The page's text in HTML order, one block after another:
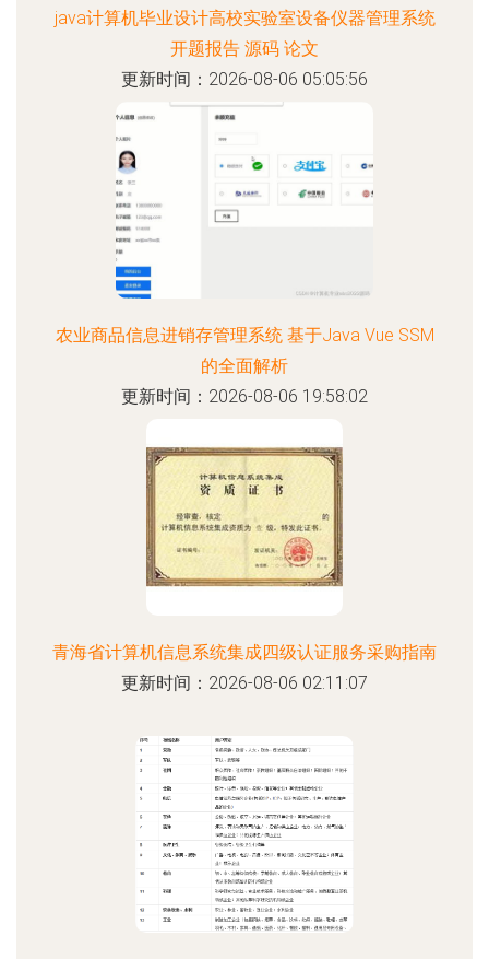
java计算机毕业设计高校实验室设备仪器管理系统
开题报告 源码 论文
更新时间：2026-08-06 05:05:56
农业商品信息进销存管理系统 基于Java Vue SSM
的全面解析
更新时间：2026-08-06 19:58:02
青海省计算机信息系统集成四级认证服务采购指南
更新时间：2026-08-06 02:11:07